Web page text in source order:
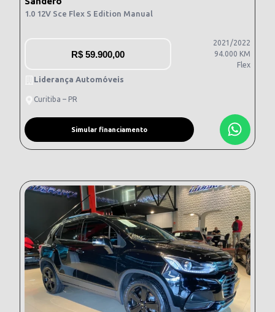
1.0 12V Sce Flex S Edition Manual
R$ 59.900,00
2021/2022
94.000 KM
Flex
Liderança Automóveis
Curitiba – PR
Simular financiamento